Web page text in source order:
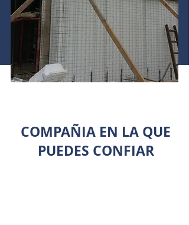
COMPAÑIA EN LA QUE
PUEDES CONFIAR